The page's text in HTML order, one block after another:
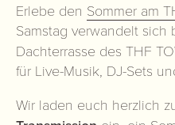
Erlebe den Sommer am
Samstag verwandelt sich
Dachterrasse des THF
für Live-Musik, DJ-Sets
Wir laden euch herzlich